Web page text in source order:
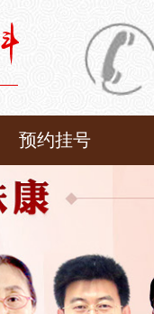
预约挂号